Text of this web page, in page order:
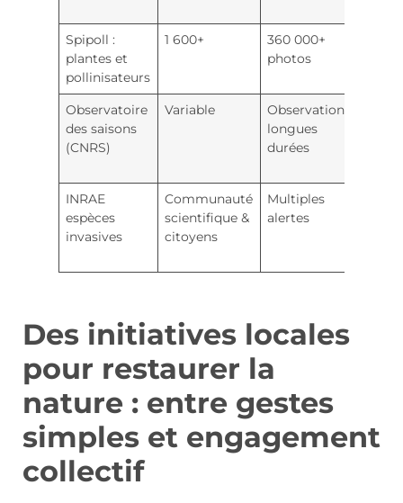
Spipoll :
plantes et
pollinisateurs
1 600+
360 000+
photos
Observatoire
des saisons
(CNRS)
Variable
Observations
longues
durées
INRAE
espèces
invasives
Communauté
scientifique &
citoyens
Multiples
alertes
Des initiatives locales
pour restaurer la
nature : entre gestes
simples et engagement
collectif